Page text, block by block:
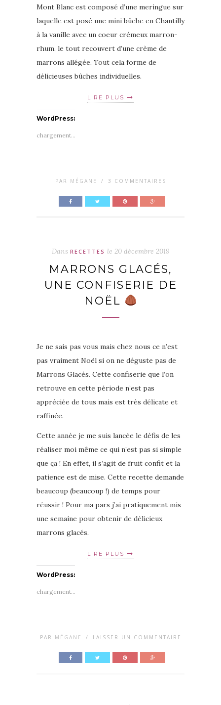
Mont Blanc est composé d’une meringue sur
laquelle est posé une mini bûche en Chantilly
à la vanille avec un coeur crémeux marron-
rhum, le tout recouvert d’une crème de
marrons allégée. Tout cela forme de
délicieuses bûches individuelles.
LIRE PLUS
WordPress:
chargement…
PAR MÉGANE / 3 COMMENTAIRES
Dans RECETTES le 20 décembre 2019
MARRONS GLACÉS,
UNE CONFISERIE DE
NOËL
Je ne sais pas vous mais chez nous ce n’est
pas vraiment Noël si on ne déguste pas de
Marrons Glacés. Cette confiserie que l’on
retrouve en cette période n’est pas
appréciée de tous mais est très délicate et
raffinée.
Cette année je me suis lancée le défis de les
réaliser moi même ce qui n’est pas si simple
que ça ! En effet, il s’agit de fruit confit et la
patience est de mise. Cette recette demande
beaucoup (beaucoup !) de temps pour
réussir ! Pour ma pars j’ai pratiquement mis
une semaine pour obtenir de délicieux
marrons glacés.
LIRE PLUS
WordPress:
chargement…
PAR MÉGANE / LAISSER UN COMMENTAIRE